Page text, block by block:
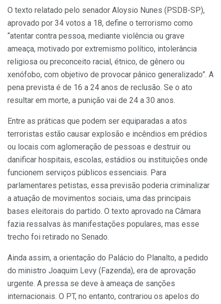
O texto relatado pelo senador Aloysio Nunes (PSDB-SP),
aprovado por 34 votos a 18, define o terrorismo como
“atentar contra pessoa, mediante violência ou grave
ameaça, motivado por extremismo político, intolerância
religiosa ou preconceito racial, étnico, de gênero ou
xenófobo, com objetivo de provocar pânico generalizado”. A
pena prevista é de 16 a 24 anos de reclusão. Se o ato
resultar em morte, a punição vai de 24 a 30 anos.
Entre as práticas que podem ser equiparadas a atos
terroristas estão causar explosão e incêndios em prédios
ou locais com aglomeração de pessoas e destruir ou
danificar hospitais, escolas, estádios ou instituições onde
funcionem serviços públicos essenciais. Para
parlamentares petistas, essa previsão poderia criminalizar
a atuação de movimentos sociais, uma das principais
bases eleitorais do partido. O texto aprovado na Câmara
fazia ressalvas às manifestações populares, mas esse
trecho foi retirado no Senado.
Ainda assim, a orientação do Palácio do Planalto, a pedido
do ministro Joaquim Levy (Fazenda), era de aprovação
urgente. A pressa se deve à ameaça de sanções
internacionais. O PT, no entanto, contrariou os apelos do